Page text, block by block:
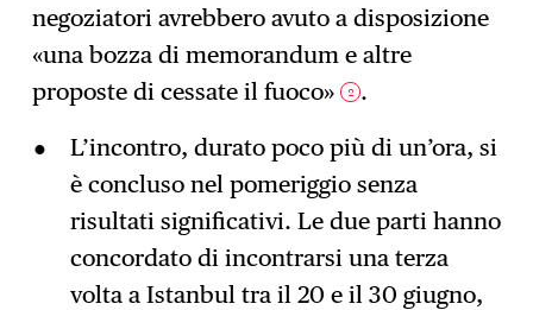
negoziatori avrebbero avuto a disposizione
«una bozza di memorandum e altre
proposte di cessate il fuoco» 2 .
L’incontro, durato poco più di un’ora, si
è concluso nel pomeriggio senza
risultati significativi. Le due parti hanno
concordato di incontrarsi una terza
volta a Istanbul tra il 20 e il 30 giugno,